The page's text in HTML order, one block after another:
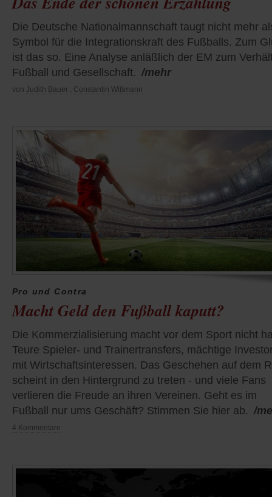
Die Deutsche Nationalmannschaft taugt nicht mehr
Symbol für die Integrationskraft des Fußballs. Zum
ist das so. Eine Analyse anläßlich der EM zum
Fußball und Gesellschaft. /mehr
von Judith Bauer , Constantin Wißmann
Pro und Contra
Macht Geld den Fußball kaputt?
Die Kommerzialisierung macht vor dem Sport nicht
Teure Spieler- und Trainertransfers, mächtige
mit Wirtschaftsinteressen. Das Geschehen auf dem
scheint in den Hintergrund zu treten - und viele Fans
verlieren die Freude an ihren Vereinen. Geht es im
Fußball nur ums Geschäft? Stimmen Sie hier ab. /
4 Kommentare